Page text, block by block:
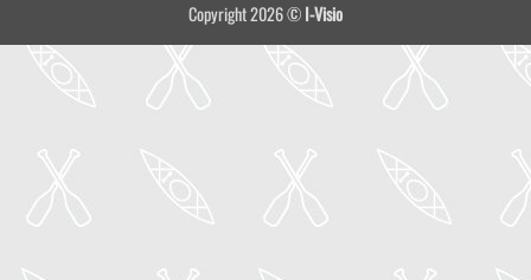
Copyright 2026 ©I-Visio